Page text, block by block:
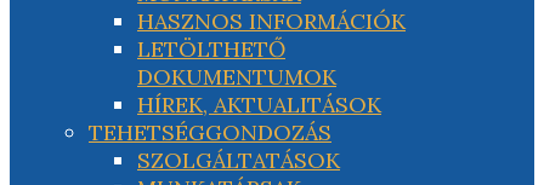
HASZNOS INFORMÁCIÓK
LETÖLTHETŐ
DOKUMENTUMOK
HÍREK, AKTUALITÁSOK
TEHETSÉGGONDOZÁS
SZOLGÁLTATÁSOK